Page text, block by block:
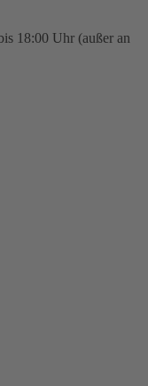
18:00 Uhr (außer an